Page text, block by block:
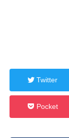
Twitter
Pocket